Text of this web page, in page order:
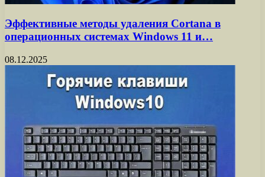
Эффективные методы удаления Cortana в
операционных системах Windows 11 и…
08.12.2025